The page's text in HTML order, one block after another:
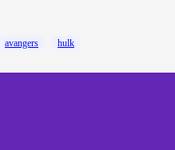
avangers hulk